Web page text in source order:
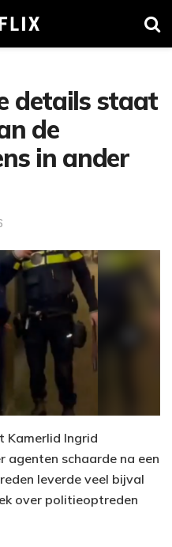
details staat
de
in ander
Kamerlid Ingrid
agenten schaarde na een
leverde veel bijval
over politieoptreden